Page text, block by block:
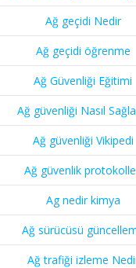
Ağ geçidi Nedir
Ağ geçidi öğrenme
Ağ Güvenliği Eğitimi
Ağ güvenliği Nasıl
Ağ güvenliği Vikipedi
Ağ güvenlik
Ag nedir kimya
Ağ sürücüsü
Ağ trafiği izleme